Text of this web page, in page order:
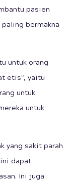
pasien
bermakna
untuk orang
etis", yaitu
untuk
untuk
yang sakit parah
dapat
Ini juga